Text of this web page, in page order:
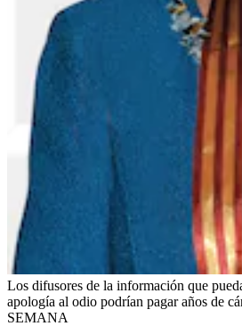
Los difusores de la información que
apología al odio podrían pagar años de
SEMANA